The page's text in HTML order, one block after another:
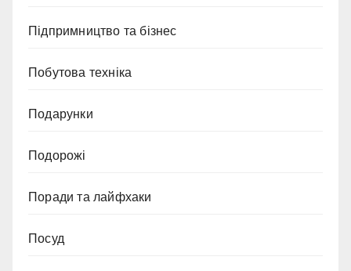
Підпримництво та бізнес
Побутова техніка
Подарунки
Подорожі
Поради та лайфхаки
Посуд